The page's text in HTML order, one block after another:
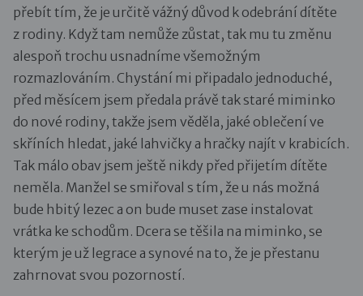
přebít tím, že je určitě vážný důvod k odebrání dítěte
z rodiny. Když tam nemůže zůstat, tak mu tu změnu
alespoň trochu usnadníme všemožným
rozmazlováním. Chystání mi připadalo jednoduché,
před měsícem jsem předala právě tak staré miminko
do nové rodiny, takže jsem věděla, jaké oblečení ve
skříních hledat, jaké lahvičky a hračky najít v krabicích.
Tak málo obav jsem ještě nikdy před přijetím dítěte
neměla. Manžel se smiřoval s tím, že u nás možná
bude hbitý lezec a on bude muset zase instalovat
vrátka ke schodům. Dcera se těšila na miminko, se
kterým je už legrace a synové na to, že je přestanu
zahrnovat svou pozorností.